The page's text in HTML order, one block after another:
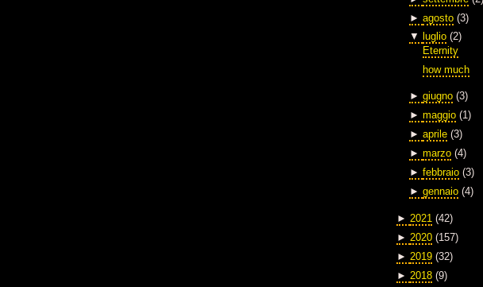
► agosto (3)
▼
luglio (2)
Eternity
how much
► giugno (3)
► maggio (1)
► aprile (3)
► marzo (4)
► febbraio (3)
► gennaio (4)
► 2021 (42)
► 2020 (157)
► 2019 (32)
► 2018 (9)